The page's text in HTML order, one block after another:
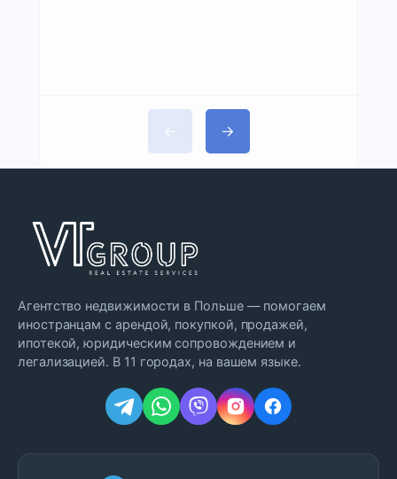
Агентство недвижимости в Польше — помогаем
иностранцам с арендой, покупкой, продажей,
ипотекой, юридическим сопровождением и
легализацией. В 11 городах, на вашем языке.